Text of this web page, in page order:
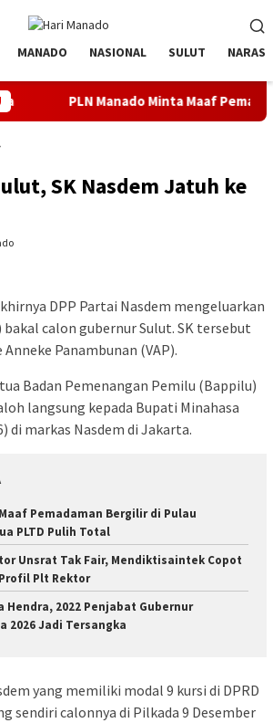
MANADO NASIONAL SULUT NARASI
Minta Maaf Pemadaman Bergilir di
SK Nasdem Jatuh ke
DPP Partai Nasdem mengeluarkan
calon gubernur Sulut. SK tersebut
Panambunan (VAP).
Badan Pemenangan Pemilu (Bappilu)
langsung kepada Bupati Minahasa
di markas Nasdem di Jakarta.
Pemadaman Bergilir di Pulau
PLTD Pulih Total
Unsrat Tak Fair, Mendiktisaintek Copot
Plt Rektor
Hendra, 2022 Penjabat Gubernur
2026 Jadi Tersangka
yang memiliki modal 9 kursi di DPRD
sendiri calonnya di Pilkada 9 Desember